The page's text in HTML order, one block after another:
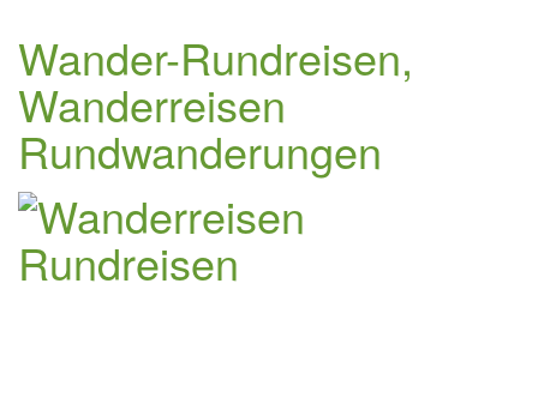
Wander-Rundreisen,
Wanderreisen
Rundwanderungen